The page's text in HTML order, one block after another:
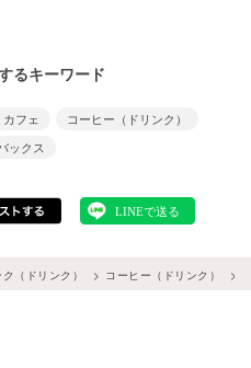
るキーワード
カフェ
コーヒー（ドリンク）
ックス
（ドリンク） コーヒー（ドリンク）